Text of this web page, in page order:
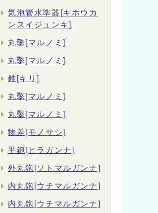
気泡管水準器[キホウカ
ンスイジュンキ]
丸鑿[マルノミ]
丸鑿[マルノミ]
錐[キリ]
丸鑿[マルノミ]
丸鑿[マルノミ]
物差[モノサシ]
平鉋[ヒラガンナ]
外丸鉋[ソトマルガンナ]
内丸鉋[ウチマルガンナ]
内丸鉋[ウチマルガンナ]